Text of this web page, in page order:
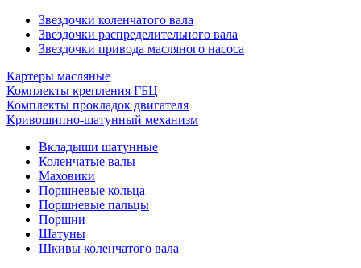
Звездочки коленчатого вала
Звездочки распределительного вала
Звездочки привода масляного насоса
Картеры масляные
Комплекты крепления ГБЦ
Комплекты прокладок двигателя
Кривошипно-шатунный механизм
Вкладыши шатунные
Коленчатые валы
Маховики
Поршневые кольца
Поршневые пальцы
Поршни
Шатуны
Шкивы коленчатого вала